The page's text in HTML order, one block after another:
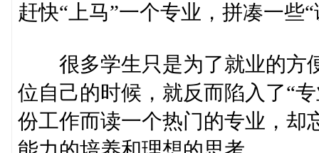
赶快“上马”一个专业，拼凑一些
很多学生只是为了就业的方
位自己的时候，就反而陷入了“
份工作而读一个热门的专业，却